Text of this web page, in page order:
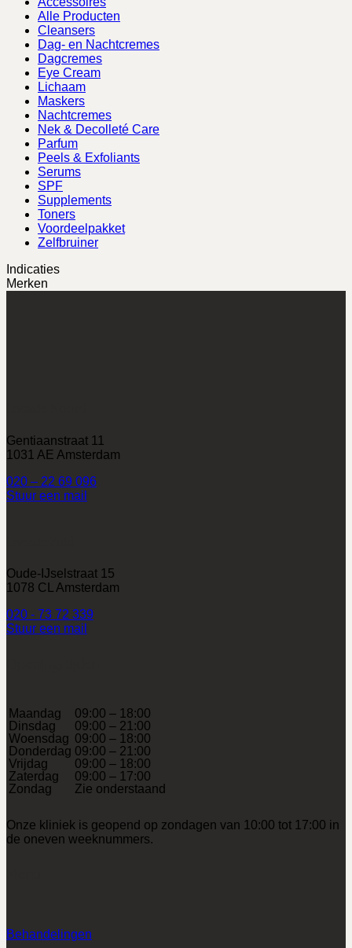
Alle Producten
Cleansers
Dag- en Nachtcremes
Dagcremes
Eye Cream
Lichaam
Maskers
Nachtcremes
Nek & Decolleté Care
Parfum
Peels & Exfoliants
Serums
SPF
Supplements
Toners
Voordeelpakket
Zelfbruiner
Indicaties
Merken
Gentiaanstraat 11
1031 AE Amsterdam
020 – 22 69 096
Stuur een mail
Oude-IJselstraat 15
1078 CL Amsterdam
020 - 73 72 339
Stuur een mail
Maandag
09:00 – 18:00
Dinsdag
09:00 – 21:00
Woensdag 09:00 – 18:00
Donderdag 09:00 – 21:00
Vrijdag
09:00 – 18:00
Zaterdag
09:00 – 17:00
Zondag
Zie onderstaand
Onze kliniek is geopend op zondagen van 10:00 tot 17:00 in
de oneven weeknummers.
Behandelingen